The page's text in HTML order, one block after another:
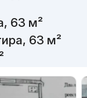
63 м²
63 м²